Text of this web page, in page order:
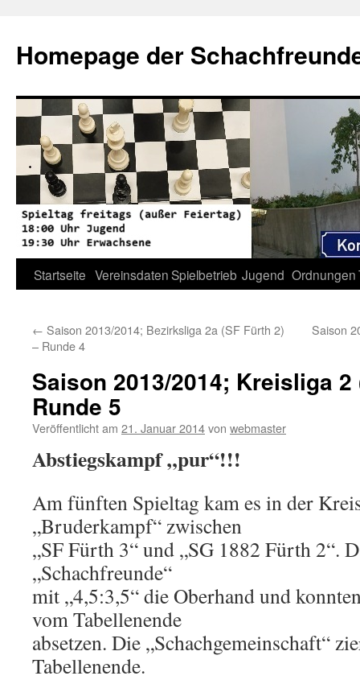
springen
Homepage der
Startseite VereinsdatenSpielbetrieb Jugend Ordnungen
← Saison 2013/2014; Bezirksliga 2a (SF Fürth 2)
– Runde 4
Saison
Saison 2013/2014; Kreisliga 2
Runde 5
Veröffentlicht am 21. Januar 2014von webmaster
Abstiegskampf „pur“!!!
Am fünften Spieltag kam es in der
„Bruderkampf“ zwischen
„SF Fürth 3“ und „SG 1882 Fürth 2“.
„Schachfreunde“
mit „4,5:3,5“ die Oberhand und
vom Tabellenende
absetzen. Die „Schachgemeinschaft“
Tabellenende.